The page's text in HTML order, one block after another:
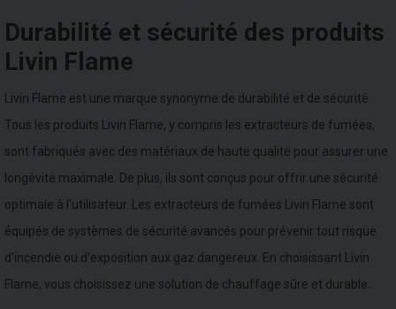
Durabilité et sécurité des produits
Livin Flame
Livin Flame est une marque synonyme de durabilité et de sécurité.
Tous les produits Livin Flame, y compris les extracteurs de fumées,
sont fabriqués avec des matériaux de haute qualité pour assurer une
longévité maximale. De plus, ils sont conçus pour offrir une sécurité
optimale à l'utilisateur. Les extracteurs de fumées Livin Flame sont
équipés de systèmes de sécurité avancés pour prévenir tout risque
d'incendie ou d'exposition aux gaz dangereux. En choisissant Livin
Flame, vous choisissez une solution de chauffage sûre et durable.